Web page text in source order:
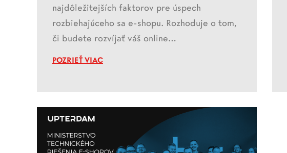
najdôležitejších faktorov pre úspech
rozbiehajúceho sa e-shopu. Rozhoduje o tom,
či budete rozvíjať váš online…
POZRIEŤ VIAC